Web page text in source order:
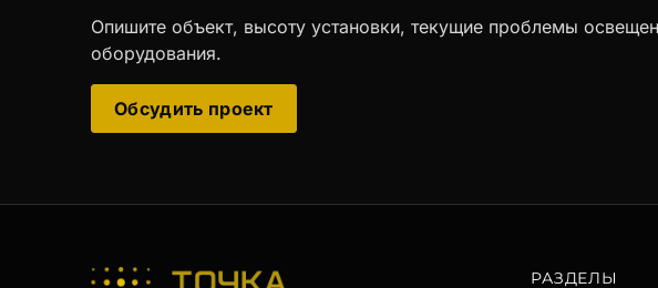
Опишите объект, высоту установки, текущие проблемы
оборудования.
Обсудить проект
РАЗДЕЛЫ